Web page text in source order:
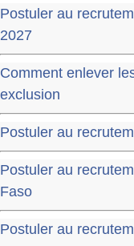
Postuler au
2027
Comment enlever
exclusion
Postuler au
Postuler au
Faso
Postuler au